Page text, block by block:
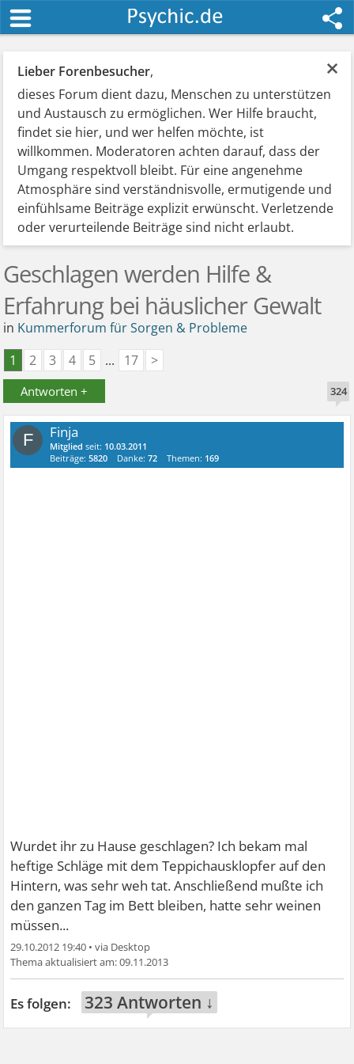
×
Lieber Forenbesucher,
dieses Forum dient dazu, Menschen zu unterstützen
und Austausch zu ermöglichen. Wer Hilfe braucht,
findet sie hier, und wer helfen möchte, ist
willkommen. Moderatoren achten darauf, dass der
Umgang respektvoll bleibt. Für eine angenehme
Atmosphäre sind verständnisvolle, ermutigende und
einfühlsame Beiträge explizit erwünscht. Verletzende
oder verurteilende Beiträge sind nicht erlaubt.
Geschlagen werden Hilfe &
Erfahrung bei häuslicher Gewalt
in Kummerforum für Sorgen & Probleme
1
2 3 4 5 ... 17 >
Antworten + 324
F Finja
Mitglied seit: 10.03.2011
Beiträge:5820 Danke:72 Themen: 169
Wurdet ihr zu Hause geschlagen? Ich bekam mal
heftige Schläge mit dem Teppichausklopfer auf den
Hintern, was sehr weh tat. Anschließend mußte ich
den ganzen Tag im Bett bleiben, hatte sehr weinen
müssen...
29.10.2012 19:40 •
09.11.2013
323 Antworten ↓